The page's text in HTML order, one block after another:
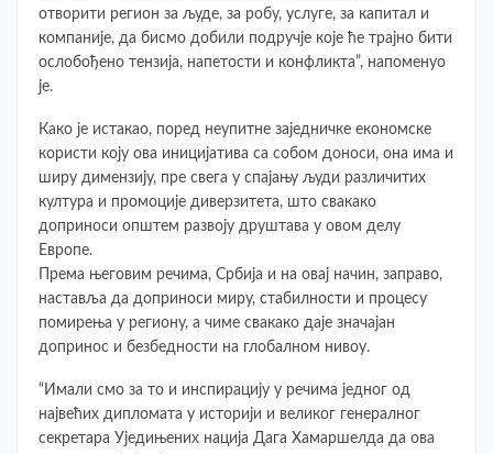
отворити регион за људе, за робу, услуге, за капитал и
компаније, да бисмо добили подручје које ће трајно бити
ослобођено тензија, напетости и конфликта”, напоменуо
је.
Како је истакао, поред неупитне заједничке економске
користи коју ова иницијатива са собом доноси, она има и
ширу димензију, пре свега у спајању људи различитих
култура и промоције диверзитета, што свакако
доприноси општем развоју друштава у овом делу
Европе.
Према његовим речима, Србија и на овај начин, заправо,
наставља да доприноси миру, стабилности и процесу
помирења у региону, а чиме свакако даје значајан
допринос и безбедности на глобалном нивоу.
“Имали смо за то и инспирацију у речима једног од
највећих дипломата у историји и великог генералног
секретара Уједињених нација Дага Хамаршелда да ова